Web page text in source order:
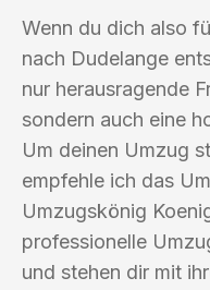
Wenn du dich also
nach Dudelange
nur herausragende
sondern auch eine
Um deinen Umzug
empfehle ich das
Umzugskönig
professionelle
und stehen dir mit